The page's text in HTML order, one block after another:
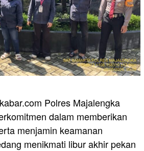
Polres Majalengka
dalam memberikan
menjamin keamanan
menikmati libur akhir pekan